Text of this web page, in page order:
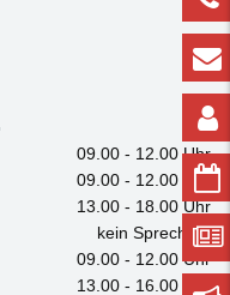
09.00 - 12.00 Uhr
09.00 - 12.00 Uhr
13.00 - 18.00 Uhr
kein Sprechtag
09.00 - 12.00 Uhr
13.00 - 16.00 Uhr